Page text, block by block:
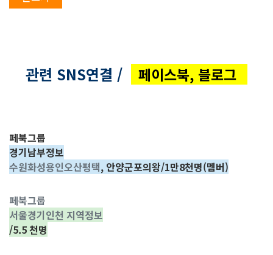
관련 SNS연결 / 페이스북, 블로그
페북그룹
경기남부정보
수원화성용인오산평택, 안양군포의왕/1만8천명(멤버)
페북그룹
서울경기인천 지역정보
/5.5 천명